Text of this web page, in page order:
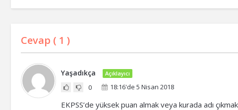
Cevap ( 1 )
Yaşadıkça Açıklayıcı
0 18:16'de 5 Nisan 2018
EKPSS’de yüksek puan almak veya kurada adı